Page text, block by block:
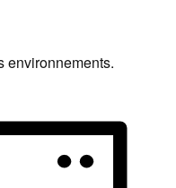
environnements.